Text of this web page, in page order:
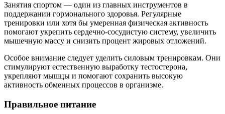
Занятия спортом — один из главных инструментов в
поддержании гормонального здоровья. Регулярные
тренировки или хотя бы умеренная физическая активность
помогают укрепить сердечно-сосудистую систему, увеличить
мышечную массу и снизить процент жировых отложений.
Особое внимание следует уделить силовым тренировкам. Они
стимулируют естественную выработку тестостерона,
укрепляют мышцы и помогают сохранить высокую
активность обменных процессов в организме.
Правильное питание